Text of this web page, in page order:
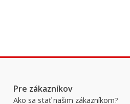
Pre zákazníkov
Ako sa stať našim zákazníkom?